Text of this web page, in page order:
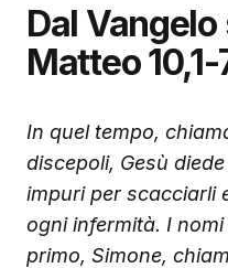
Dal
Matteo 10,1-
In quel tempo,
discepoli, Gesù
impuri per scacciarli
ogni infermità. I
primo, Simone,